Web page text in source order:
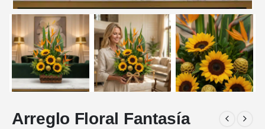
Arreglo Floral Fantasía